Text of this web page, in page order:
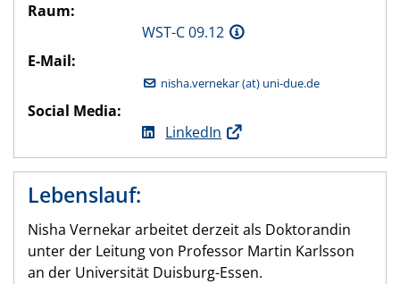
Raum:
WST-C 09.12
E-Mail:
nisha.vernekar (at) uni-due.de
Social Media:
LinkedIn
Lebenslauf:
Nisha Vernekar arbeitet derzeit als Doktorandin
unter der Leitung von Professor Martin Karlsson
an der Universität Duisburg-Essen.